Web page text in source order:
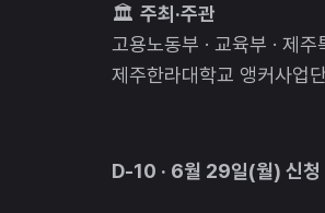
🏛️ 주최·주관
고용노동부 · 교육부 · 제
제주한라대학교 앵커사업
D-10 · 6월 29일(월) 신청